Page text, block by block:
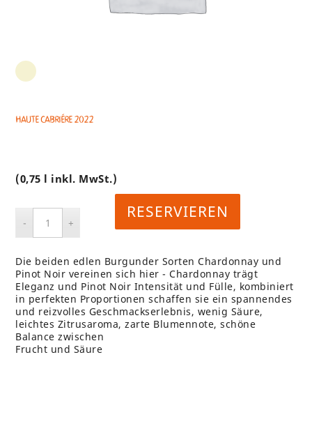
Haute Cabriére 2022
(0,75 l inkl. MwSt.)
RESERVIEREN
Die beiden edlen Burgunder Sorten Chardonnay und
Pinot Noir vereinen sich hier - Chardonnay trägt
Eleganz und Pinot Noir Intensität und Fülle, kombiniert
in perfekten Proportionen schaffen sie ein spannendes
und reizvolles Geschmackserlebnis, wenig Säure,
leichtes Zitrusaroma, zarte Blumennote, schöne
Balance zwischen
Frucht und Säure